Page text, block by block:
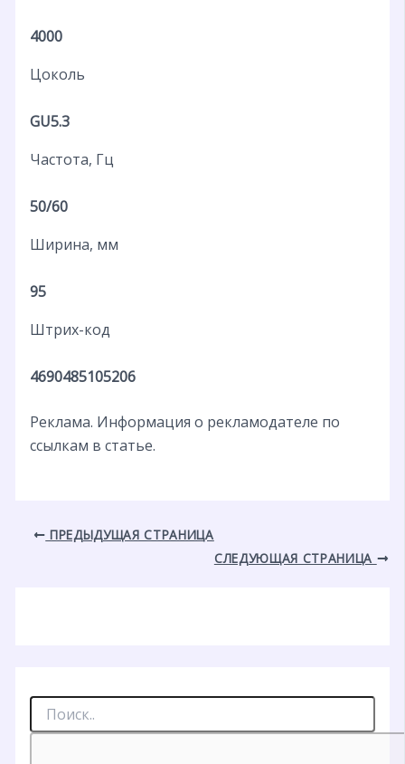
4000
Цоколь
GU5.3
Частота, Гц
50/60
Ширина, мм
95
Штрих-код
4690485105206
Реклама. Информация о рекламодателе по
ссылкам в статье.
ПРЕДЫДУЩАЯ СТРАНИЦА
СЛЕДУЮЩАЯ СТРАНИЦА